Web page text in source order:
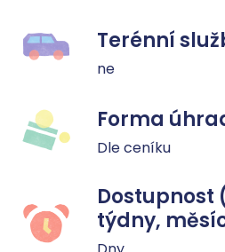
Terénní
ne
Forma
Dle ceníku
Dostupnost
týdny,